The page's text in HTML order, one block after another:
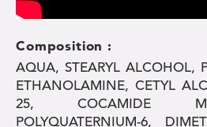
Composition :
AQUA, STEARYL ALCOHOL,
ETHANOLAMINE, CETYL
25, COCAMIDE
POLYQUATERNIUM-6,